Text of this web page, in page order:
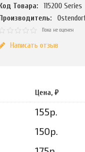
Товара:
115200 Series
Пока не оценен
Написать отзыв
Цена, ₽
155р.
150р.